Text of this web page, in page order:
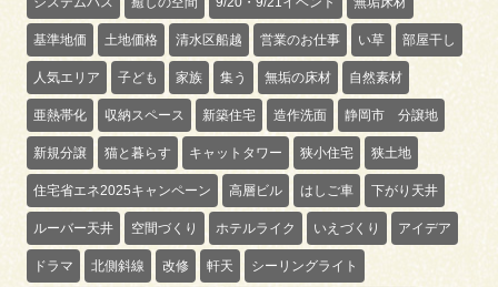
基準地価 土地価格 清水区船越 営業のお仕事 い草 部屋干し
人気エリア 子ども 家族 集う 無垢の床材 自然素材
亜熱帯化 収納スペース 新築住宅 造作洗面 静岡市 分譲地
新規分譲 猫と暮らす キャットタワー 狭小住宅 狭土地
住宅省エネ2025キャンペーン 高層ビル はしご車 下がり天井
ルーバー天井 空間づくり ホテルライク いえづくり アイデア
ドラマ 北側斜線 改修 軒天 シーリングライト